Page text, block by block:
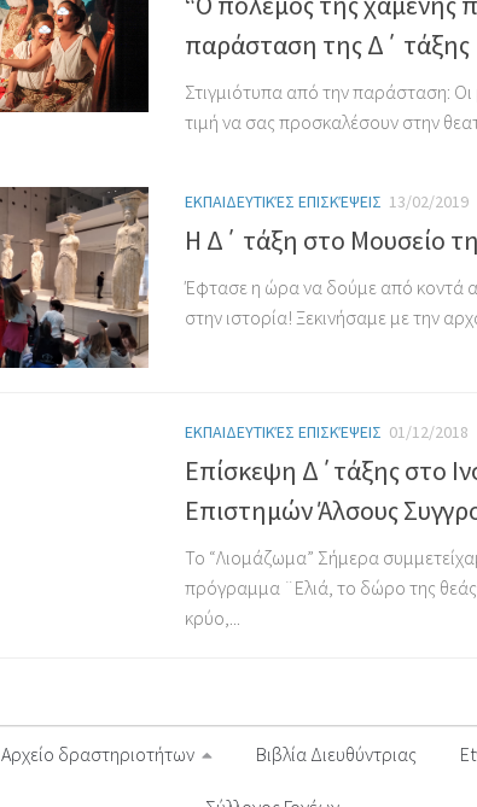
παράσταση της Δ΄ τάξης
Στιγμιότυπα από την παράσταση:
τιμή να σας προσκαλέσουν στην
ΕΚΠΑΙΔΕΥΤΙΚΈΣ ΕΠΙΣΚΈΨΕΙΣ 13/02/2019
Η Δ΄ τάξη στο Μουσείο
Έφτασε η ώρα να δούμε από κοντά
στην ιστορία! Ξεκινήσαμε με την
ΕΚΠΑΙΔΕΥΤΙΚΈΣ ΕΠΙΣΚΈΨΕΙΣ 01/12/2018
Επίσκεψη Δ΄τάξης στο
Επιστημών Άλσους
Το “Λιομάζωμα” Σήμερα
πρόγραμμα ¨Ελιά, το δώρο της
κρύο,...
Αρχείο δραστηριοτήτων Βιβλία Διευθύντριας